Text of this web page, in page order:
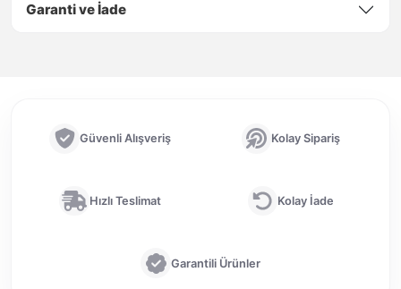
Garanti ve İade
Güvenli Alışveriş Kolay Sipariş
Hızlı Teslimat Kolay İade
Garantili Ürünler